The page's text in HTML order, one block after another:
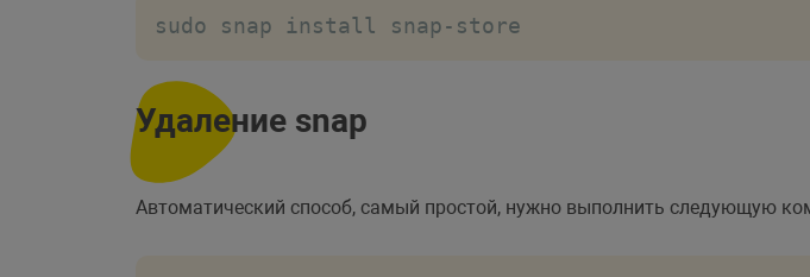
sudo snap install snap-store
Удаление snap
Автоматический способ, самый простой, нужно выполнить следующую